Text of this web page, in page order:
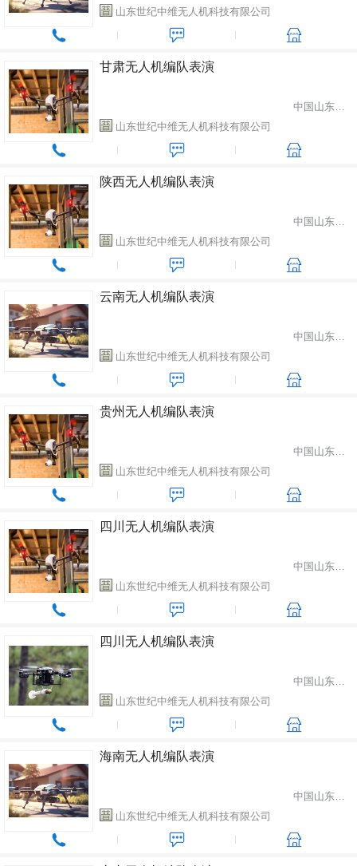
山东世纪中维无人机科技有限公司
甘肃无人机编队表演
中国山东省潍坊市
山东世纪中维无人机科技有限公司
陕西无人机编队表演
中国山东省潍坊市
山东世纪中维无人机科技有限公司
云南无人机编队表演
中国山东省潍坊市
山东世纪中维无人机科技有限公司
贵州无人机编队表演
中国山东省潍坊市
山东世纪中维无人机科技有限公司
四川无人机编队表演
中国山东省潍坊市
山东世纪中维无人机科技有限公司
四川无人机编队表演
中国山东省潍坊市
山东世纪中维无人机科技有限公司
海南无人机编队表演
中国山东省潍坊市
山东世纪中维无人机科技有限公司